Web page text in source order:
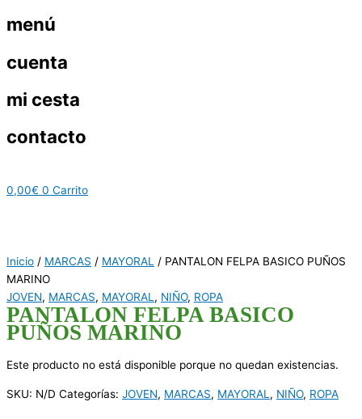
menú
cuenta
mi cesta
contacto
0,00€ 0 Carrito
Inicio / MARCAS / MAYORAL
/ PANTALON FELPA BASICO PUÑOS
MARINO
JOVEN, MARCAS, MAYORAL , NIÑO, ROPA
PANTALON FELPA BASICO
PUÑOS MARINO
Este producto no está disponible porque no quedan existencias.
SKU: N/D Categorías: JOVEN, MARCAS, MAYORAL , NIÑO, ROPA